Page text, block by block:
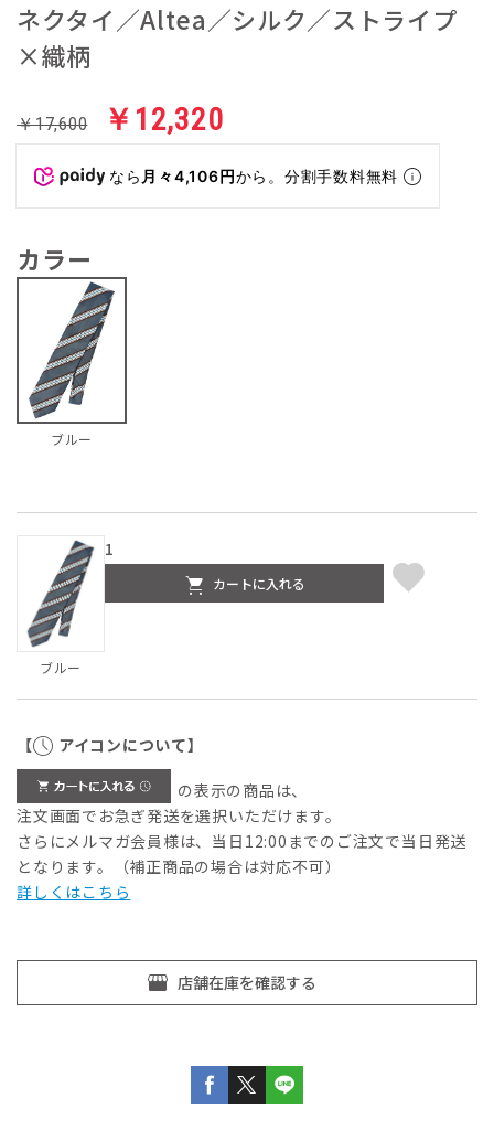
ネクタイ／Altea／シルク／ストライプ
×織柄
￥17,600 ￥12,320
なら 月々4,106円から。分割手数料無料
カラー
ブルー
ブルー
1
カートに入れる
【 アイコンについて】
の表示の商品は、
注文画面でお急ぎ発送を選択いただけます。
さらにメルマガ会員様は、当日12:00までのご注文で当日発送
となります。（補正商品の場合は対応不可）
詳しくはこちら